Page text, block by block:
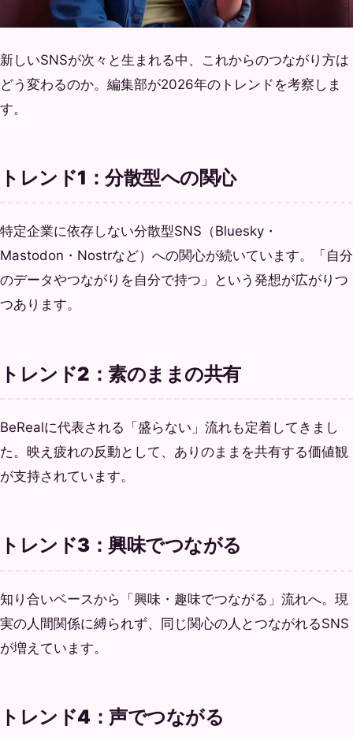
新しいSNSが次々と生まれる中、これからのつながり方は
どう変わるのか。編集部が2026年のトレンドを考察しま
す。
トレンド1：分散型への関心
特定企業に依存しない分散型SNS（Bluesky・
Mastodon・Nostrなど）への関心が続いています。「自分
のデータやつながりを自分で持つ」という発想が広がりつ
つあります。
トレンド2：素のままの共有
BeRealに代表される「盛らない」流れも定着してきまし
た。映え疲れの反動として、ありのままを共有する価値観
が支持されています。
トレンド3：興味でつながる
知り合いベースから「興味・趣味でつながる」流れへ。現
実の人間関係に縛られず、同じ関心の人とつながれるSNS
が増えています。
トレンド4：声でつながる